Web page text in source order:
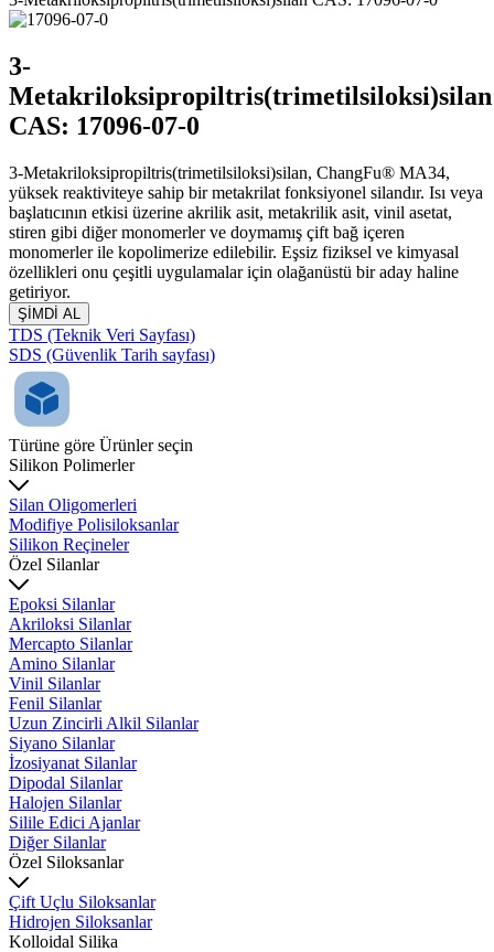
3-
Metakriloksipropiltris(trimetilsiloksi)silan
CAS: 17096-07-0
3-Metakriloksipropiltris(trimetilsiloksi)silan, ChangFu® MA34,
yüksek reaktiviteye sahip bir metakrilat fonksiyonel silandır. Isı veya
başlatıcının etkisi üzerine akrilik asit, metakrilik asit, vinil asetat,
stiren gibi diğer monomerler ve doymamış çift bağ içeren
monomerler ile kopolimerize edilebilir. Eşsiz fiziksel ve kimyasal
özellikleri onu çeşitli uygulamalar için olağanüstü bir aday haline
getiriyor.
ŞİMDİ AL
TDS (Teknik Veri Sayfası)
SDS (Güvenlik Tarih sayfası)
Türüne göre Ürünler seçin
Silikon Polimerler
Silan Oligomerleri
Modifiye Polisiloksanlar
Silikon Reçineler
Özel Silanlar
Epoksi Silanlar
Akriloksi Silanlar
Mercapto Silanlar
Amino Silanlar
Vinil Silanlar
Fenil Silanlar
Uzun Zincirli Alkil Silanlar
Siyano Silanlar
İzosiyanat Silanlar
Dipodal Silanlar
Halojen Silanlar
Silile Edici Ajanlar
Diğer Silanlar
Özel Siloksanlar
Çift Uçlu Siloksanlar
Hidrojen Siloksanlar
Kolloidal Silika